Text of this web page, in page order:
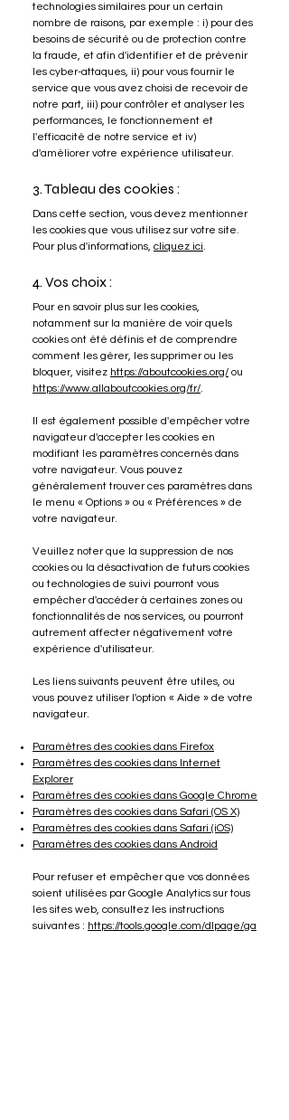
technologies similaires pour un certain
nombre de raisons, par exemple : i) pour des
besoins de sécurité ou de protection contre
la fraude, et afin d'identifier et de prévenir
les cyber-attaques, ii) pour vous fournir le
service que vous avez choisi de recevoir de
notre part, iii) pour contrôler et analyser les
performances, le fonctionnement et
l'efficacité de notre service et iv)
d'améliorer votre expérience utilisateur.
3. Tableau des cookies :
Dans cette section, vous devez mentionner
les cookies que vous utilisez sur votre site.
Pour plus d'informations, cliquez ici.
4. Vos choix :
Pour en savoir plus sur les cookies,
notamment sur la manière de voir quels
cookies ont été définis et de comprendre
comment les gérer, les supprimer ou les
bloquer, visitez https://aboutcookies.org/ ou
https://www.allaboutcookies.org/fr/.
Il est également possible d'empêcher votre
navigateur d'accepter les cookies en
modifiant les paramètres concernés dans
votre navigateur. Vous pouvez
généralement trouver ces paramètres dans
le menu « Options » ou « Préférences » de
votre navigateur.
Veuillez noter que la suppression de nos
cookies ou la désactivation de futurs cookies
ou technologies de suivi pourront vous
empêcher d'accéder à certaines zones ou
fonctionnalités de nos services, ou pourront
autrement affecter négativement votre
expérience d'utilisateur.
Les liens suivants peuvent être utiles, ou
vous pouvez utiliser l'option « Aide » de votre
navigateur.
Paramètres des cookies dans Firefox
Paramètres des cookies dans Internet
Explorer
Paramètres des cookies dans Google Chrome
Paramètres des cookies dans Safari (OS X)
Paramètres des cookies dans Safari (iOS)
Paramètres des cookies dans Android
Pour refuser et empêcher que vos données
soient utilisées par Google Analytics sur tous
les sites web, consultez les instructions
suivantes : https://tools.google.com/dlpage/ga